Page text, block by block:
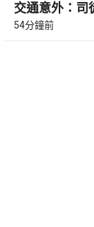
交通意外：司
54分鐘前